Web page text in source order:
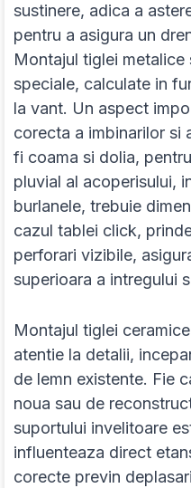
sustinere, adica a
pentru a asigura un
Montajul tiglei
speciale, calculate in
la vant. Un aspect
corecta a imbinarilor si
fi coama si dolia,
pluvial al acoperisului,
burlanele, trebuie
cazul tablei click,
perforari vizibile,
superioara a intregului
Montajul tiglei
atentie la detalii,
de lemn existente. Fie
noua sau de
suportului invelitoare
influenteaza direct
corecte previn